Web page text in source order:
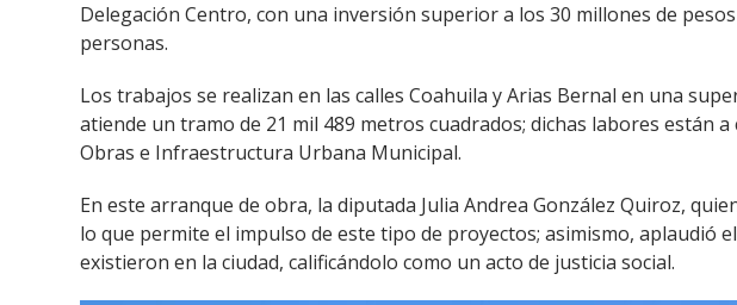
Delegación Centro, con una inversión superior a los 30 millones de
personas.
Los trabajos se realizan en las calles Coahuila y Arias Bernal en una
atiende un tramo de 21 mil 489 metros cuadrados; dichas labores están
Obras e Infraestructura Urbana Municipal.
En este arranque de obra, la diputada Julia Andrea González Quiroz,
lo que permite el impulso de este tipo de proyectos; asimismo, aplaudió
existieron en la ciudad, calificándolo como un acto de justicia social.